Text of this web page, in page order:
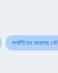
প্লাস্টিকের জানালার নেট